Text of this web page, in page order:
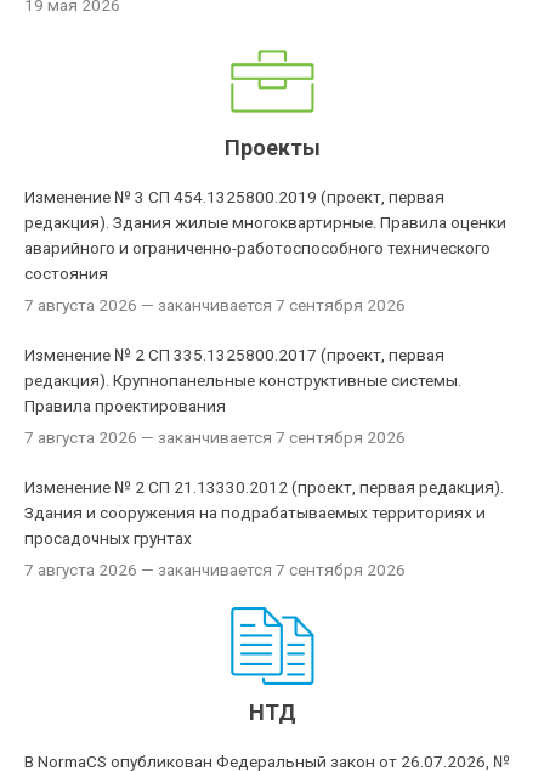
19 мая 2026
Проекты
Изменение № 3 СП 454.1325800.2019 (проект, первая
редакция). Здания жилые многоквартирные. Правила оценки
аварийного и ограниченно-работоспособного технического
состояния
7 августа 2026 — заканчивается 7 сентября 2026
Изменение № 2 СП 335.1325800.2017 (проект, первая
редакция). Крупнопанельные конструктивные системы.
Правила проектирования
7 августа 2026 — заканчивается 7 сентября 2026
Изменение № 2 СП 21.13330.2012 (проект, первая редакция).
Здания и сооружения на подрабатываемых территориях и
просадочных грунтах
7 августа 2026 — заканчивается 7 сентября 2026
НТД
В NormaCS опубликован Федеральный закон от 26.07.2026, №